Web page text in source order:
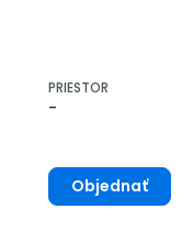
PRIESTOR
-
Objednať